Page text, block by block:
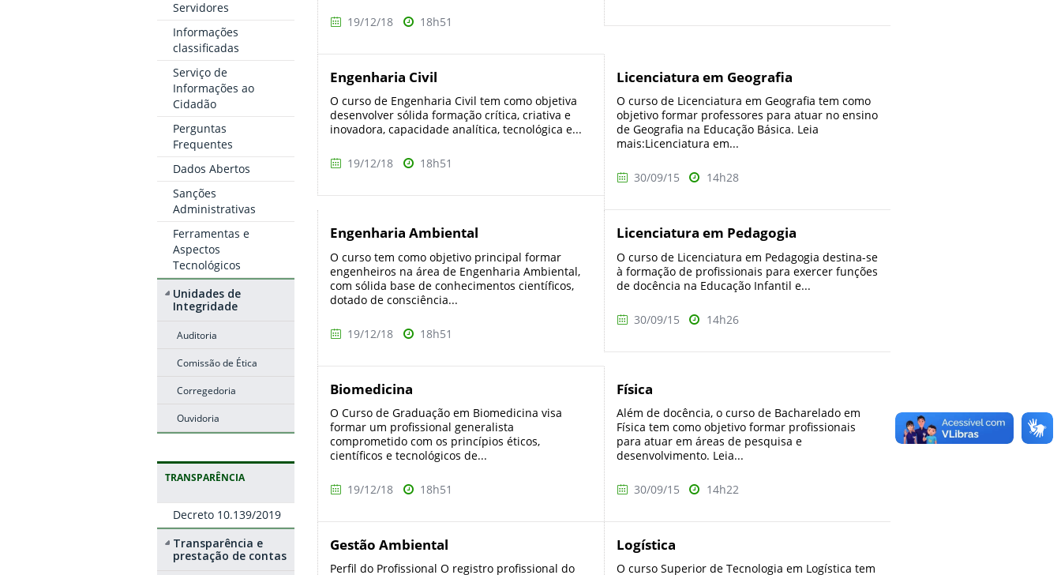
Servidores
Informações
classificadas
Serviço de
Informações ao
Cidadão
Perguntas
Frequentes
Dados Abertos
Sanções
Administrativas
Ferramentas e
Aspectos
Tecnológicos
Unidades de
Integridade
Auditoria
Comissão de Ética
Corregedoria
Ouvidoria
TRANSPARÊNCIA
Decreto 10.139/2019
Transparência e
prestação de contas
19/12/18 18h51
Engenharia Civil
O curso de Engenharia Civil tem como objetiva
desenvolver sólida formação crítica, criativa e
inovadora, capacidade analítica, tecnológica e...
19/12/18 18h51
Licenciatura em Geografia
O curso de Licenciatura em Geografia tem como
objetivo formar professores para atuar no ensino
de Geografia na Educação Básica. Leia
mais:Licenciatura em...
30/09/15 14h28
Engenharia Ambiental
O curso tem como objetivo principal formar
engenheiros na área de Engenharia Ambiental,
com sólida base de conhecimentos científicos,
dotado de consciência...
19/12/18 18h51
Licenciatura em Pedagogia
O curso de Licenciatura em Pedagogia destina-se
à formação de profissionais para exercer funções
de docência na Educação Infantil e...
30/09/15 14h26
Biomedicina
O Curso de Graduação em Biomedicina visa
formar um profissional generalista
comprometido com os princípios éticos,
científicos e tecnológicos de...
19/12/18 18h51
Física
Além de docência, o curso de Bacharelado em
Física tem como objetivo formar profissionais
para atuar em áreas de pesquisa e
desenvolvimento. Leia...
30/09/15 14h22
Gestão Ambiental
Perfil do Profissional O registro profissional do
Logística
O curso Superior de Tecnologia em Logística tem